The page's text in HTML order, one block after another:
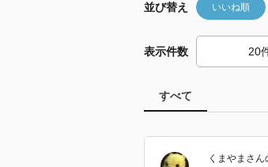
並び替え いいね順
表示件数
すべて
くまやま さん